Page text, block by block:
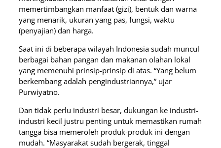
memertimbangkan manfaat (gizi), bentuk dan warna
yang menarik, ukuran yang pas, fungsi, waktu
(penyajian) dan harga.
Saat ini di beberapa wilayah Indonesia sudah muncul
berbagai bahan pangan dan makanan olahan lokal
yang memenuhi prinsip-prinsip di atas. “Yang belum
berkembang adalah pengindustriannya,” ujar
Purwiyatno.
Dan tidak perlu industri besar, dukungan ke industri-
industri kecil justru penting untuk memastikan rumah
tangga bisa memeroleh produk-produk ini dengan
mudah. “Masyarakat sudah bergerak, tinggal